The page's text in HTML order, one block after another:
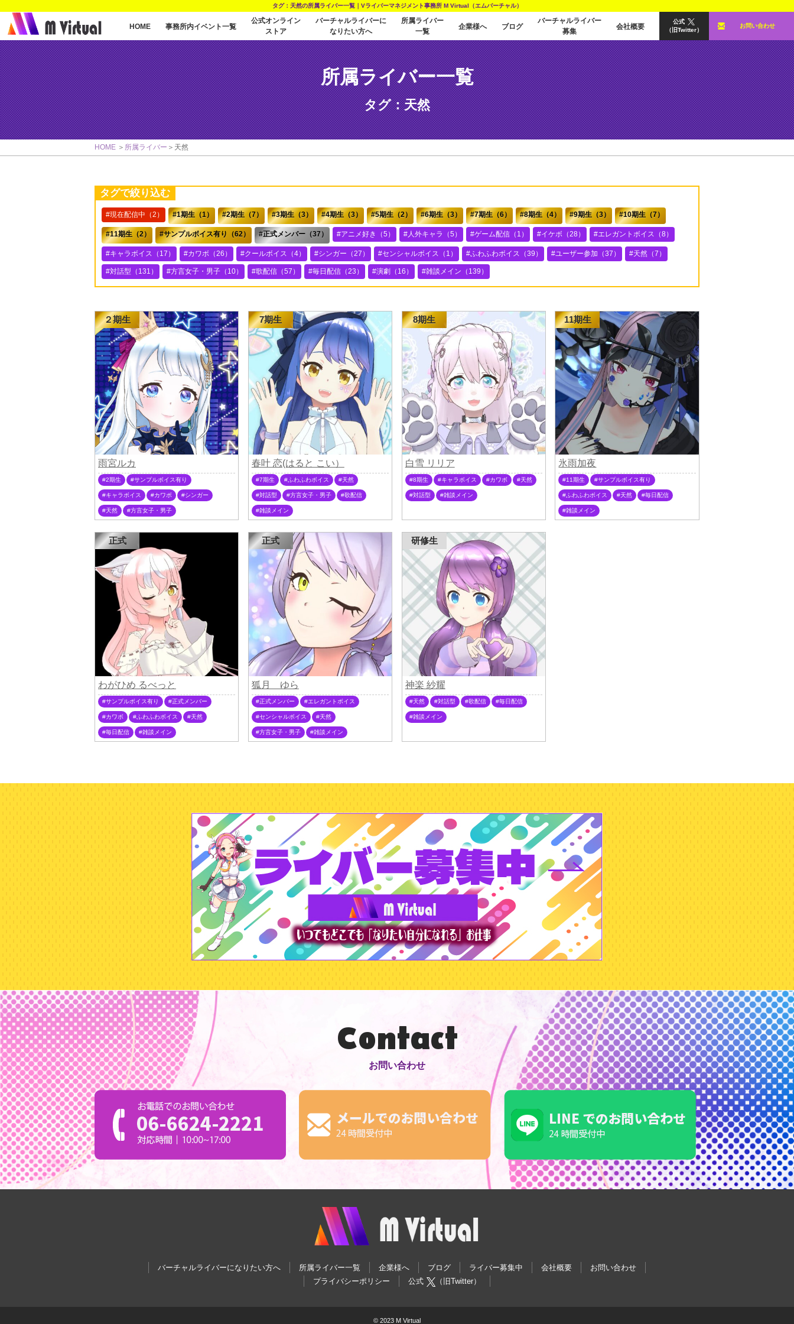
タグ：天然の所属ライバー一覧｜Vライバーマネジメント事務所 M Virtual（エムバーチャル）
HOME 事務所内イベント一覧
公式オンライン
ストア
バーチャルライバーに
なりたい方へ
所属ライバー
一覧
企業様へ ブログ
バーチャルライバー
募集
会社概要
公式
（旧Twitter）
お問い合わせ
所属ライバー一覧
タグ：天然
HOME 所属ライバー 天然
タグで絞り込む
現在配信中（2） 1期生（1） 2期生（7） 3期生（3） 4期生（3） 5期生（2） 6期生（3） 7期生（6） 8期生（4） 9期生（3） 10期生（7）
11期生（2） サンプルボイス有り（62） 正式メンバー（37） アニメ好き（5） 人外キャラ（5） ゲーム配信（1） イケボ（28） エレガントボイス（8）
キャラボイス（17） カワボ（26） クールボイス（4） シンガー（27） センシャルボイス（1） ふわふわボイス（39） ユーザー参加（37） 天然（7）
対話型（131） 方言女子・男子（10） 歌配信（57） 毎日配信（23） 演劇（16） 雑談メイン（139）
２期生
雨宮ルカ
2期生 サンプルボイス有り
キャラボイス カワボ シンガー
天然 方言女子・男子
7期生
春叶 恋(はると こい）
7期生 ふわふわボイス 天然
対話型 方言女子・男子 歌配信
雑談メイン
8期生
白雪 リリア
8期生 キャラボイス カワボ 天然
対話型 雑談メイン
11期生
氷雨加夜
11期生 サンプルボイス有り
ふわふわボイス 天然 毎日配信
雑談メイン
正式
わがひめ るべっと
サンプルボイス有り 正式メンバー
カワボ ふわふわボイス 天然
毎日配信 雑談メイン
正式
狐月 ゆら
正式メンバー エレガントボイス
センシャルボイス 天然
方言女子・男子 雑談メイン
研修生
神楽 紗耀
天然 対話型 歌配信 毎日配信
雑談メイン
Contact
お問い合わせ
バーチャルライバーになりたい方へ 所属ライバー一覧 企業様へ ブログ ライバー募集中 会社概要
お問い合わせ
プライバシーポリシー
公式 （旧Twitter）
© 2023 M Virtual